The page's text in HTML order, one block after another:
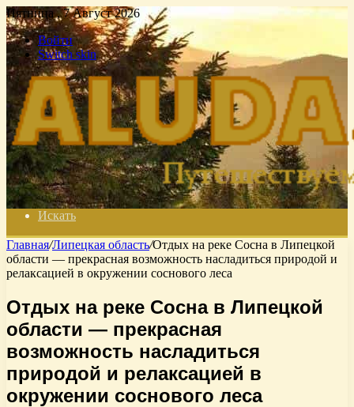
Пятница , 7 Август 2026
Войти
Switch skin
Искать
Главная/Липецкая область/Отдых на реке Сосна в Липецкой
области — прекрасная возможность насладиться природой и
релаксацией в окружении соснового леса
Отдых на реке Сосна в Липецкой
области — прекрасная
возможность насладиться
природой и релаксацией в
окружении соснового леса